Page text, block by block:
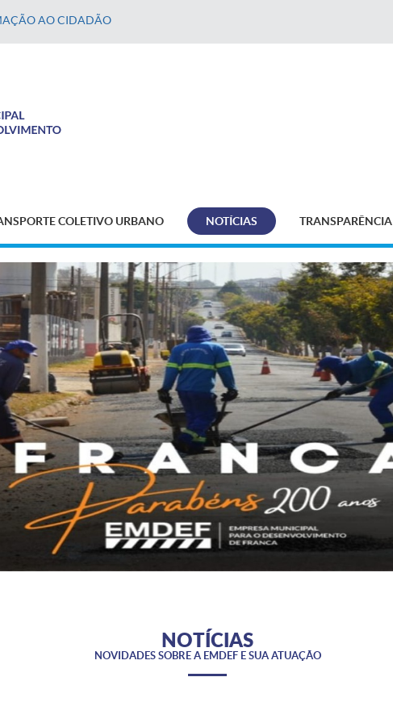
AO CIDADÃO
COLETIVO URBANO NOTÍCIAS TRANSPARÊNCIA
NOTÍCIAS
NOVIDADES SOBRE A EMDEF E SUA ATUAÇÃO